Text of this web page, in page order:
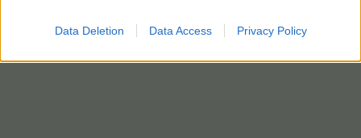
Data Deletion Data Access Privacy Policy